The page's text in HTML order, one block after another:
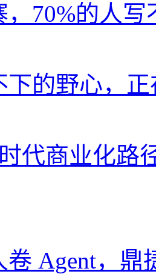
，70%的人写
下的野心，
代商业化路
卷 Agent，